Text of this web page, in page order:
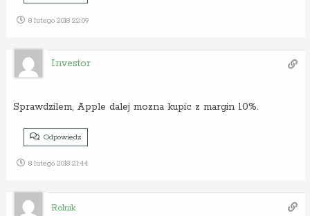
8 lutego 2018 22:09
Investor
Sprawdzilem, Apple dalej mozna kupic z margin 10%.
Odpowiedz
8 lutego 2018 21:44
Rolnik